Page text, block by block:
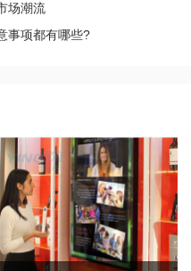
场潮流
事项都有哪些?